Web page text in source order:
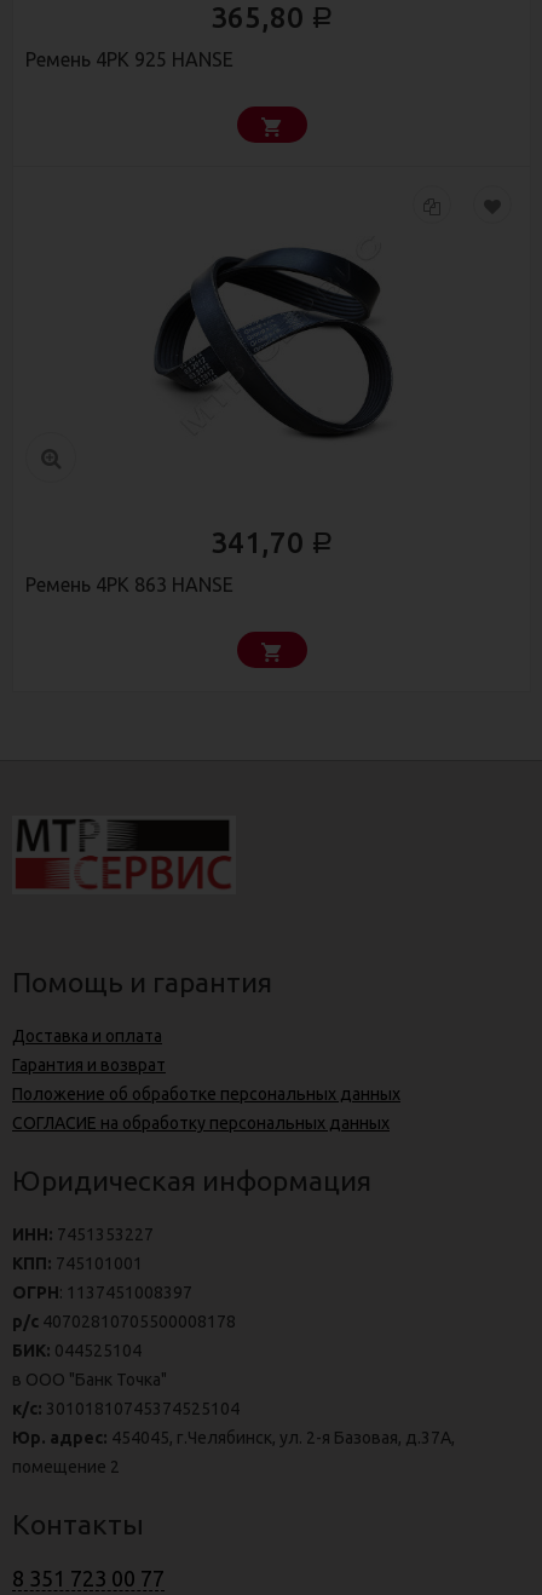
365,80 Р
Ремень 4РК 925 HANSE
341,70 Р
Ремень 4РК 863 HANSE
Помощь и гарантия
Доставка и оплата
Гарантия и возврат
Положение об обработке персональных данных
СОГЛАСИЕ на обработку персональных данных
Юридическая информация
ИНН: 7451353227
КПП: 745101001
ОГРН: 1137451008397
р/с 40702810705500008178
БИК: 044525104
в ООО "Банк Точка"
к/с: 30101810745374525104
Юр. адрес: 454045, г.Челябинск, ул. 2-я Базовая, д.37А,
помещение 2
Контакты
8 351 723 00 77